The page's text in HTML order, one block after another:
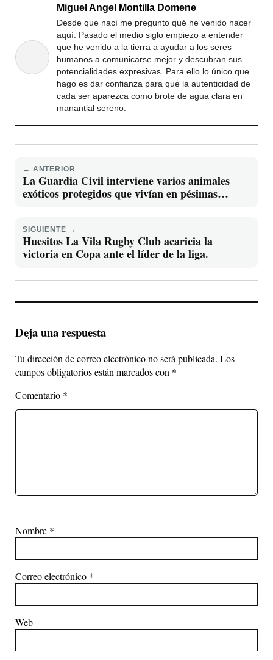
Miguel Angel Montilla Domene
Desde que nací me pregunto qué he venido hacer
aquí. Pasado el medio siglo empiezo a entender
que he venido a la tierra a ayudar a los seres
humanos a comunicarse mejor y descubran sus
potencialidades expresivas. Para ello lo único que
hago es dar confianza para que la autenticidad de
cada ser aparezca como brote de agua clara en
manantial sereno.
← ANTERIOR
La Guardia Civil interviene varios animales
exóticos protegidos que vivían en pésimas
SIGUIENTE →
Huesitos La Vila Rugby Club acaricia la
victoria en Copa ante el líder de la liga.
Deja una respuesta
Tu dirección de correo electrónico no será publicada. Los
campos obligatorios están marcados con *
Comentario *
Nombre *
Correo electrónico *
Web